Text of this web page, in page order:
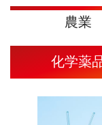
農業
化学薬